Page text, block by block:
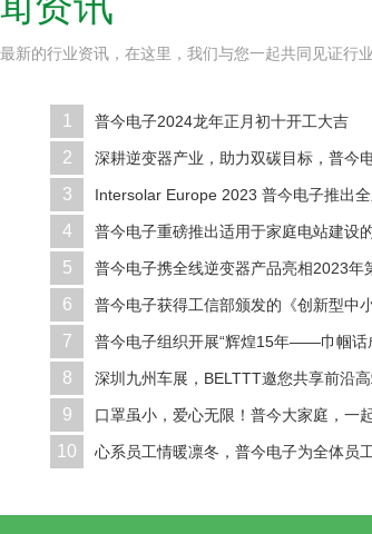
新的行业资讯，在这里，我们与您一起共同见证行业
1 普今电子2024龙年正月初十开工大吉
2 深耕逆变器产业，助力双碳目标，普今
3 Intersolar Europe 2023 普今电子推出全
4 普今电子重磅推出适用于家庭电站建设
5 普今电子携全线逆变器产品亮相2023年
6 普今电子获得工信部颁发的《创新型中
7 普今电子组织开展“辉煌15年——巾帼话
8 深圳九州车展，BELTTT邀您共享前沿高
9 口罩虽小，爱心无限！普今大家庭，一
10 心系员工情暖凛冬，普今电子为全体员